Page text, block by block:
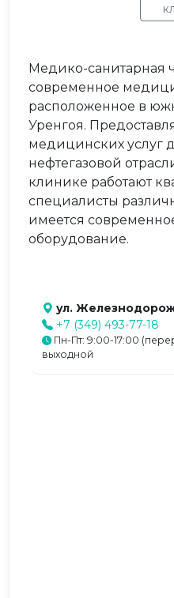
Медико-санитарная
современное
расположенное в
Уренгоя.
медицинских услуг
нефтегазовой
клинике работают
специалисты
имеется
оборудование.
ул.
+7 (349) 493-77-18
Пн-Пт: 9:00-17:00
выходной